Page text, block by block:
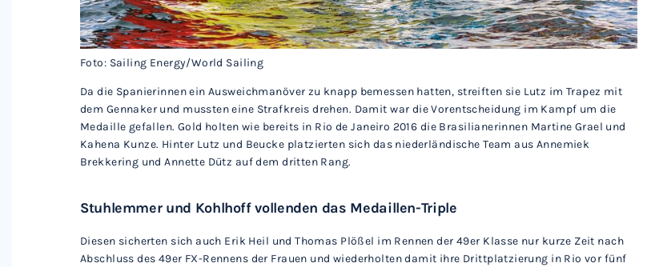
Foto: Sailing Energy/World Sailing
Da die Spanierinnen ein Ausweichmanöver zu knapp bemessen hatten, streiften sie Lutz im Trapez mit
dem Gennaker und mussten eine Strafkreis drehen. Damit war die Vorentscheidung im Kampf um die
Medaille gefallen. Gold holten wie bereits in Rio de Janeiro 2016 die Brasilianerinnen Martine Grael und
Kahena Kunze. Hinter Lutz und Beucke platzierten sich das niederländische Team aus Annemiek
Brekkering und Annette Dütz auf dem dritten Rang.
Stuhlemmer und Kohlhoff vollenden das Medaillen-Triple
Diesen sicherten sich auch Erik Heil und Thomas Plößel im Rennen der 49er Klasse nur kurze Zeit nach
Abschluss des 49er FX-Rennens der Frauen und wiederholten damit ihre Drittplatzierung in Rio vor fünf